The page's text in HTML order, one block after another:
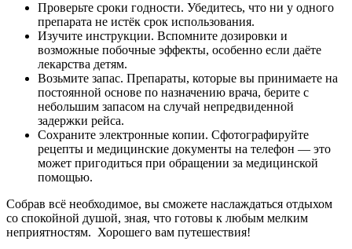
Проверьте сроки годности. Убедитесь, что ни у одного
препарата не истёк срок использования.
Изучите инструкции. Вспомните дозировки и
возможные побочные эффекты, особенно если даёте
лекарства детям.
Возьмите запас. Препараты, которые вы принимаете на
постоянной основе по назначению врача, берите с
небольшим запасом на случай непредвиденной
задержки рейса.
Сохраните электронные копии. Сфотографируйте
рецепты и медицинские документы на телефон — это
может пригодиться при обращении за медицинской
помощью.
Собрав всё необходимое, вы сможете наслаждаться отдыхом
со спокойной душой, зная, что готовы к любым мелким
неприятностям. Хорошего вам путешествия!